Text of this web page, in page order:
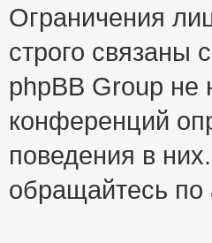
Ограничения
строго связаны
phpBB Group не
конференций
поведения в
обращайтесь по